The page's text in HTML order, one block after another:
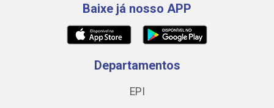
Baixe já nosso APP
Departamentos
EPI